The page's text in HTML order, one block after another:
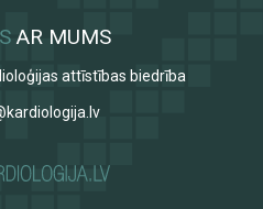
AR MUMS
attīstības biedrība